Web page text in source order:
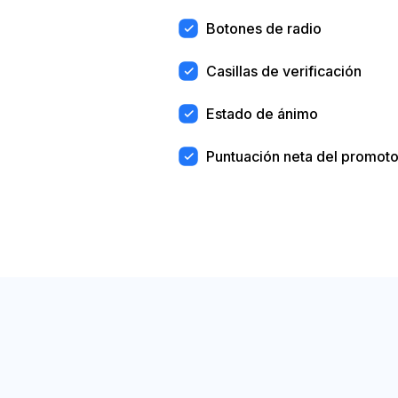
Botones de radio
Casillas de verificación
Estado de ánimo
Puntuación neta del